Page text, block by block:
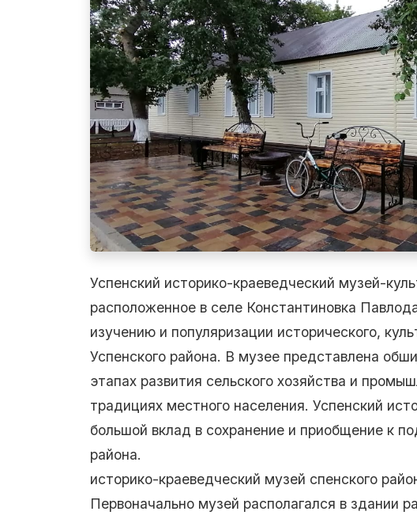
Успенский историко-краеведческий музей-
расположенное в селе Константиновка
изучению и популяризации исторического,
Успенского района. В музее представлена
этапах развития сельского хозяйства и
традициях местного населения. Успенский
большой вклад в сохранение и приобщение к
района.
историко-краеведческий музей спенского
Первоначально музей располагался в здании